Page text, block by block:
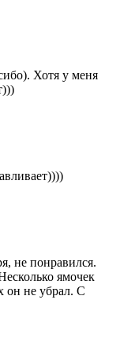
Хотя у меня
не понравился.
ямочек
он не убрал. С